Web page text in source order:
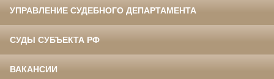
УПРАВЛЕНИЕ СУДЕБНОГО ДЕПАРТАМЕНТА
СУДЫ СУБЪЕКТА РФ
ВАКАНСИИ